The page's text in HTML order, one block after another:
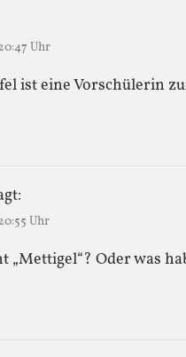
Uhr
ist eine Vorschülerin
Uhr
„Mettigel“? Oder was